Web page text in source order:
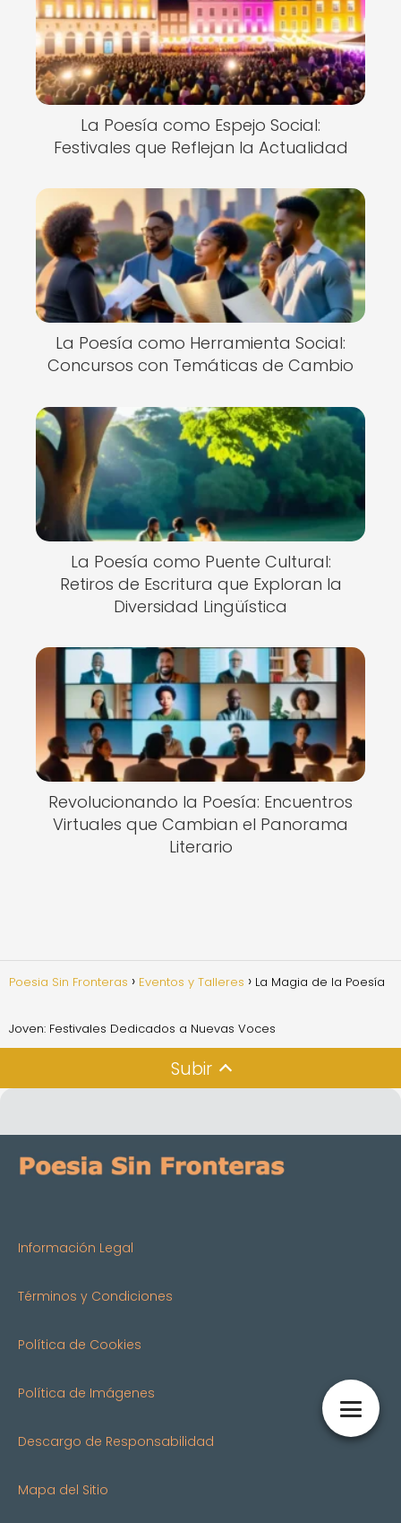
La Poesía como Espejo Social:
Festivales que Reflejan la Actualidad
La Poesía como Herramienta Social:
Concursos con Temáticas de Cambio
La Poesía como Puente Cultural:
Retiros de Escritura que Exploran la
Diversidad Lingüística
Revolucionando la Poesía: Encuentros
Virtuales que Cambian el Panorama
Literario
Poesia Sin Fronteras Eventos y Talleres La Magia de la Poesía
Joven: Festivales Dedicados a Nuevas Voces
Subir
Información Legal
Términos y Condiciones
Política de Cookies
Política de Imágenes
Descargo de Responsabilidad
Mapa del Sitio